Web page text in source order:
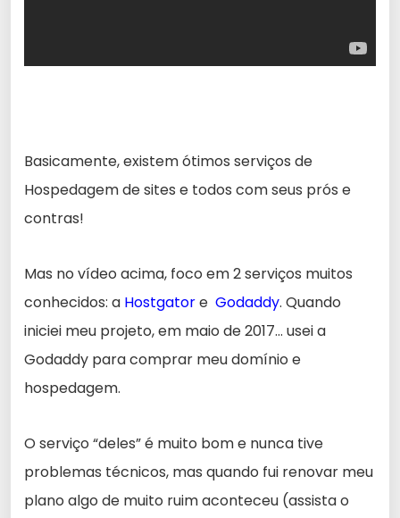
Basicamente, existem ótimos serviços de
Hospedagem de sites e todos com seus prós e
contras!
Mas no vídeo acima, foco em 2 serviços muitos
conhecidos: a Hostgatore Godaddy. Quando
iniciei meu projeto, em maio de 2017… usei a
Godaddy para comprar meu domínio e
hospedagem.
O serviço “deles” é muito bom e nunca tive
problemas técnicos, mas quando fui renovar meu
plano algo de muito ruim aconteceu (assista o